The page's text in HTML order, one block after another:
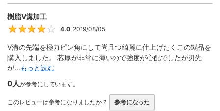
樹脂V溝加工
4
4.0 2019/08/05
V溝の先端を極力ピン角にして尚且つ綺麗に仕上げたくこの製品を
購入しました。 芯厚が非常に薄いので強度が心配でしたが刃先
が...もっと読む
0人が参考にしています。
このレビューは参考になりましたか？ 参考になった